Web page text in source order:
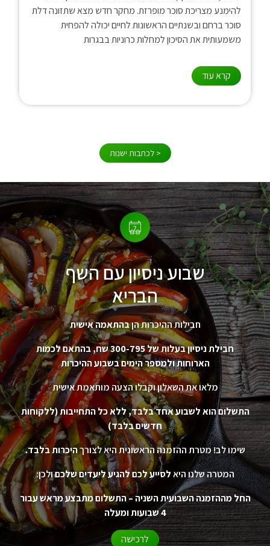
להימנע מצריכת סוכר מופרזת. מחקר חדש מצא שתזונה דלת
סוכר ברחם ובשנתיים הראשונות לחיים יכולה להפחית
משמעותית את הסיכון למחלות כרוניות בבגרות
קרא עוד
< לכתבות ישנות
שבוע ניסיון עם השף
הבריא
חבילות ההיכרות הןבהתאמה אישית
חבילת ניסיון בעלות של 300-795 שח, בהתאם לכמות
הארוחות ולמספר הימים בשבוע ההיכרות
מלאו את השאלון וקבלו הצעה מותאמת אישית
התשלום הוא לשבוע אחד בלבד, ללא כל התחייבות (ללקוחות
חדשים בלבד)
שימו לב! מטרת ההזמנה הראשונית היא לצורךהיכרות בלבד.
המטרה שלנו היאלסייע לכם להגיע ליעדים שלכםולכן:
החל מההזמנה השבועית השניה – התשלום מתבצע מראש עבור
4 שבועות ומעלה
לרכישה